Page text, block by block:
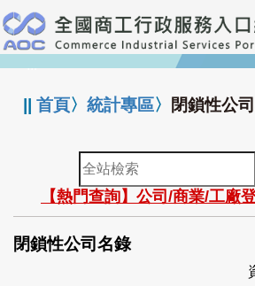
跳
到
主
要
:::
||首頁〉統計專區〉 閉鎖性公
全
站
檢
索
【熱門查詢】公司/商業/工廠
閉鎖性公司名錄